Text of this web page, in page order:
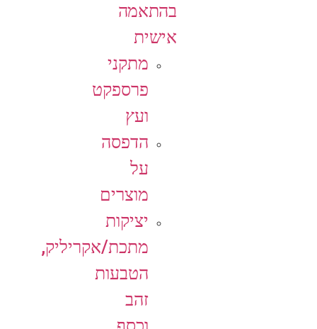
בהתאמה
אישית
מתקני
פרספקט
ועץ
הדפסה
על
מוצרים
יציקות
מתכת/אקריליק,
הטבעות
זהב